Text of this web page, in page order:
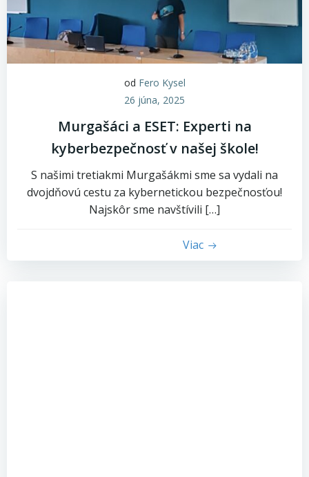
od Fero Kysel
26 júna, 2025
Murgašáci a ESET: Experti na
kyberbezpečnosť v našej škole!
S našimi tretiakmi Murgašákmi sme sa vydali na
dvojdňovú cestu za kybernetickou bezpečnosťou!
Najskôr sme navštívili […]
Viac